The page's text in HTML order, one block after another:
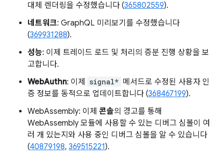
대체 렌더링을 수정했습니다 (365802559).
네트워크: GraphQL 미리보기를 수정했습니다
(369931288).
성능: 이제 트레이드 로드 및 처리의 증분 진행 상황을 보
고합니다.
WebAuthn: 이제 signal* 메서드로 수정된 사용자 인
증 정보를 동적으로 업데이트합니다 (368467199).
WebAssembly: 이제 콘솔의 경고를 통해
WebAssembly 모듈에 사용할 수 있는 디버그 심볼이 여
러 개 있는지와 사용 중인 디버그 심볼을 알 수 있습니다
(40879198, 369515221).